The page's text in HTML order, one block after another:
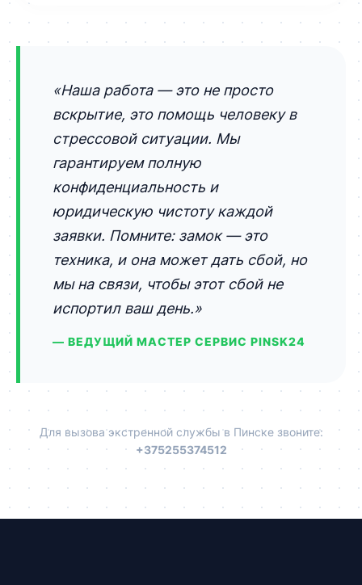
«Наша работа — это не просто
вскрытие, это помощь человеку в
стрессовой ситуации. Мы
гарантируем полную
конфиденциальность и
юридическую чистоту каждой
заявки. Помните: замок — это
техника, и она может дать сбой, но
мы на связи, чтобы этот сбой не
испортил ваш день.»
— ВЕДУЩИЙ МАСТЕР СЕРВИС PINSK24
Для вызова экстренной службы в Пинске звоните:
+375255374512